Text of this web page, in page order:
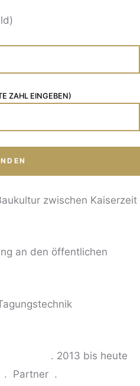
ZAHL EINGEBEN)
zwischen Kaiserzeit
an den öffentlichen
. 2013 bis heute
. Partner .